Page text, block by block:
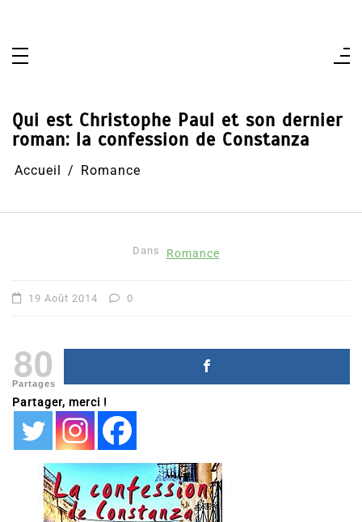
Qui est Christophe Paul et son dernier
roman: la confession de Constanza
Accueil Romance
Dans Romance
19 Août 2014 0
80
Partages
Partager, merci !